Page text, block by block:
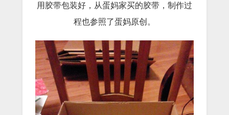
用胶带包装好，从蛋妈家买的胶带，制作过
程也参照了蛋妈原创。